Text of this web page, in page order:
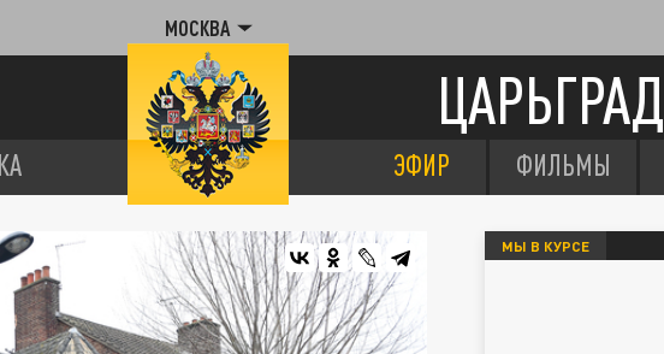
МОСКВА
ЦАРЬГРАД
ЭФИР ФИЛЬМЫ
МЫ В КУРСЕ